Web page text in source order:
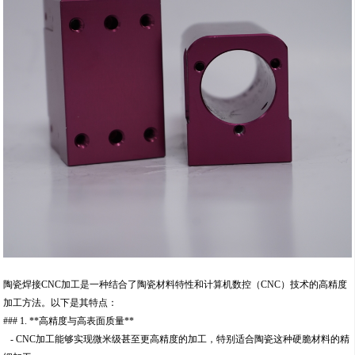
陶瓷焊接CNC加工是一种结合了陶瓷材料特性和计算机数控（CNC）技术的高精度
加工方法。以下是其特点：
### 1. **高精度与高表面质量**
- CNC加工能够实现微米级甚至更高精度的加工，特别适合陶瓷这种硬脆材料的精